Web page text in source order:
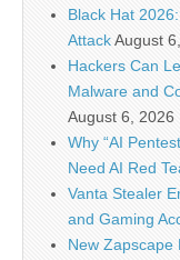
Black Hat
AttackAugust
Hackers Can
Malware and
August 6, 2026
Why “AI
Need AI Red
Vanta Stealer
and Gaming
New Zapscape